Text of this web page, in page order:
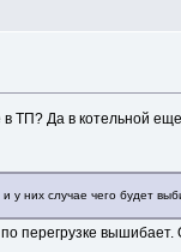
ТП? Да в котельной
у них случае чего будет
перегрузке